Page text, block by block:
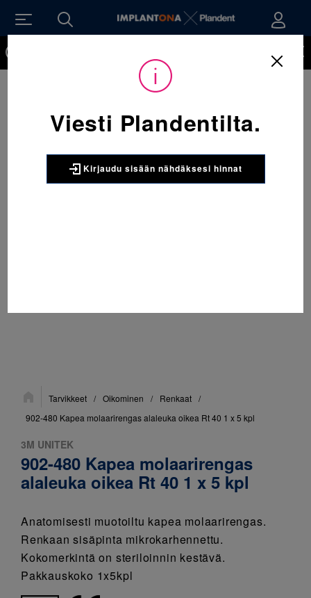
Sijainti:Tarvikkeet / Oikominen / Renkaat /
902-480 Kapea molaarirengas alaleuka oikea Rt 40 1 x 5 kpl
3M UNITEK
902-480 Kapea molaarirengas
alaleuka oikea Rt 40 1 x 5 kpl
Anatomisesti muotoiltu kapea molaarirengas.
Renkaan sisäpinta mikrokarhennettu.
Kokomerkintä on steriloinnin kestävä.
Pakkauskoko 1x5kpl
Viesti Plandentilta.
Kirjaudu sisään nähdäksesi hinnat